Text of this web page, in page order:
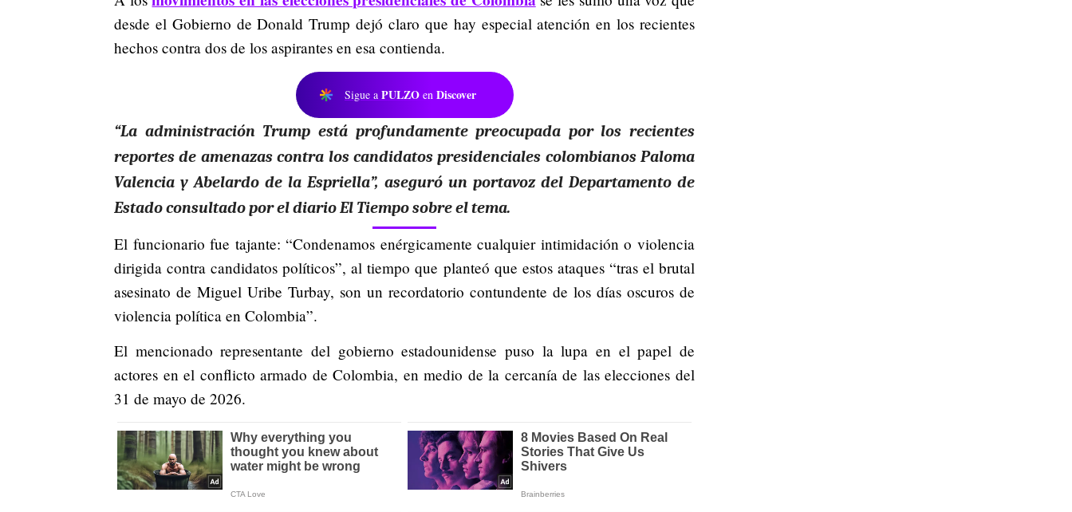
desde el Gobierno de Donald Trump dejó claro que hay especial atención en los recientes
hechos contra dos de los aspirantes en esa contienda.
Sigue a PULZO en Discover
“La administración Trump está profundamente preocupada por los recientes
reportes de amenazas contra los candidatos presidenciales colombianos Paloma
Valencia y Abelardo de la Espriella”, aseguró un portavoz del Departamento de
Estado consultado por el diario El Tiempo sobre el tema.
El funcionario fue tajante: “Condenamos enérgicamente cualquier intimidación o violencia
dirigida contra candidatos políticos”, al tiempo que planteó que estos ataques “tras el brutal
asesinato de Miguel Uribe Turbay, son un recordatorio contundente de los días oscuros de
violencia política en Colombia”.
El mencionado representante del gobierno estadounidense puso la lupa en el papel de
actores en el conflicto armado de Colombia, en medio de la cercanía de las elecciones del
31 de mayo de 2026.